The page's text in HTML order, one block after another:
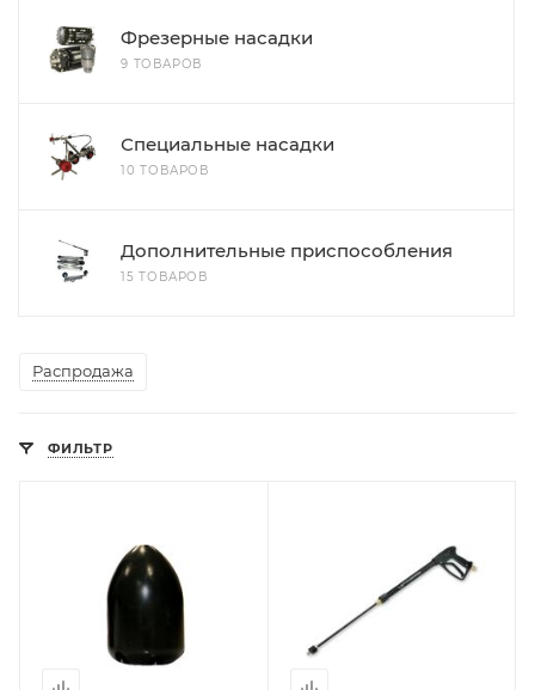
Фрезерные насадки
9 ТОВАРОВ
Специальные насадки
10 ТОВАРОВ
Дополнительные приспособления
15 ТОВАРОВ
Распродажа
ФИЛЬТР